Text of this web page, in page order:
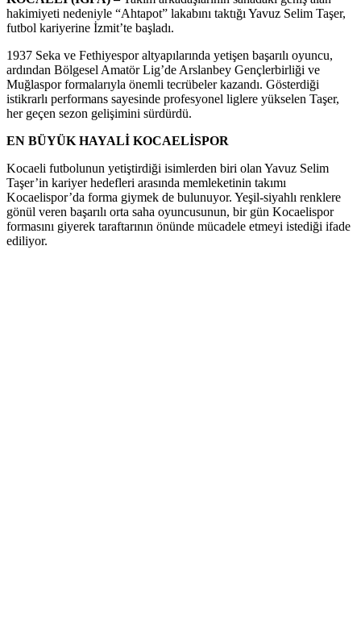
hakimiyeti nedeniyle “Ahtapot” lakabını taktığı Yavuz Selim Taşer,
futbol kariyerine İzmit’te başladı.
1937 Seka ve Fethiyespor altyapılarında yetişen başarılı oyuncu,
ardından Bölgesel Amatör Lig’de Arslanbey Gençlerbirliği ve
Muğlaspor formalarıyla önemli tecrübeler kazandı. Gösterdiği
istikrarlı performans sayesinde profesyonel liglere yükselen Taşer,
her geçen sezon gelişimini sürdürdü.
EN BÜYÜK HAYALİ KOCAELİSPOR
Kocaeli futbolunun yetiştirdiği isimlerden biri olan Yavuz Selim
Taşer’in kariyer hedefleri arasında memleketinin takımı
Kocaelispor’da forma giymek de bulunuyor. Yeşil-siyahlı renklere
gönül veren başarılı orta saha oyuncusunun, bir gün Kocaelispor
formasını giyerek taraftarının önünde mücadele etmeyi istediği ifade
ediliyor.